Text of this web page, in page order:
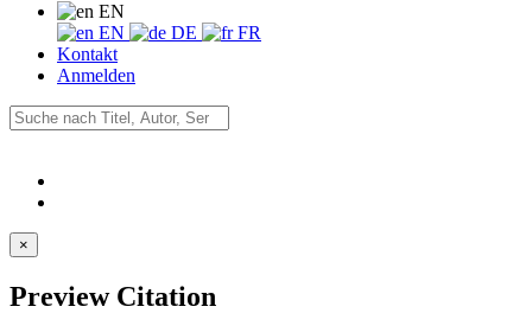
EN
EN
DE
FR
Kontakt
Anmelden
×
Preview Citation